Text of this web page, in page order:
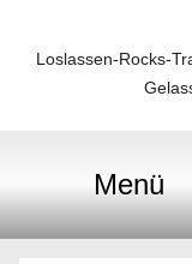
Loslassen-Rocks-
Menü